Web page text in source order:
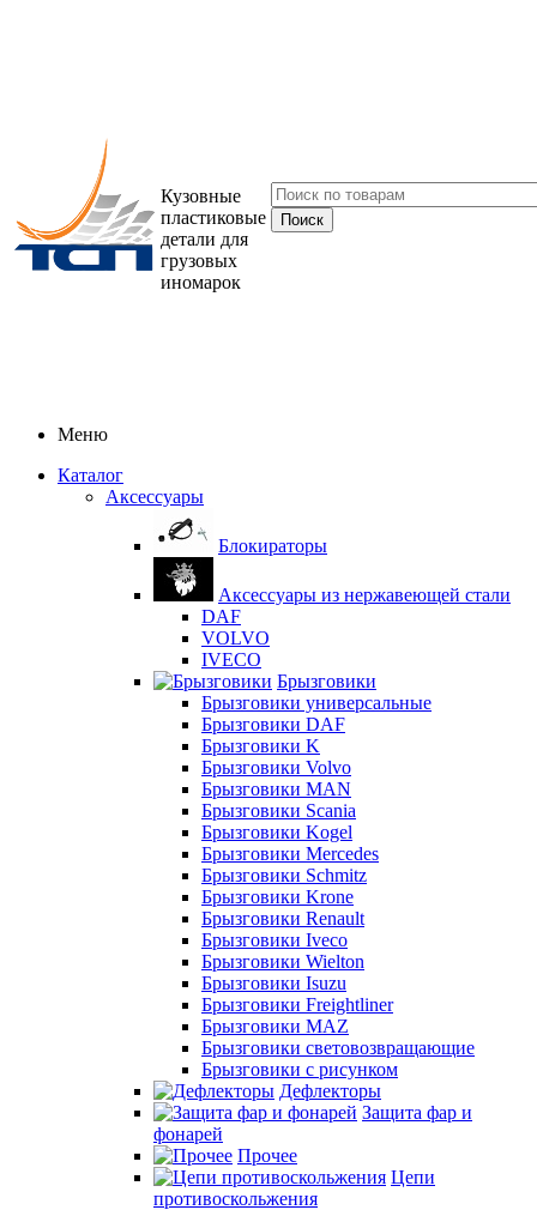
Кузовные
пластиковые
детали для
грузовых
иномарок
Меню
Каталог
Аксессуары
Блокираторы
Аксессуары из нержавеющей стали
DAF
VOLVO
IVECO
Брызговики
Брызговики универсальные
Брызговики DAF
Брызговики K
Брызговики Volvo
Брызговики MAN
Брызговики Scania
Брызговики Kogel
Брызговики Mercedes
Брызговики Schmitz
Брызговики Krone
Брызговики Renault
Брызговики Iveco
Брызговики Wielton
Брызговики Isuzu
Брызговики Freightliner
Брызговики MAZ
Брызговики световозвращающие
Брызговики с рисунком
Дефлекторы
Защита фар и
фонарей
Прочее
Цепи
противоскольжения